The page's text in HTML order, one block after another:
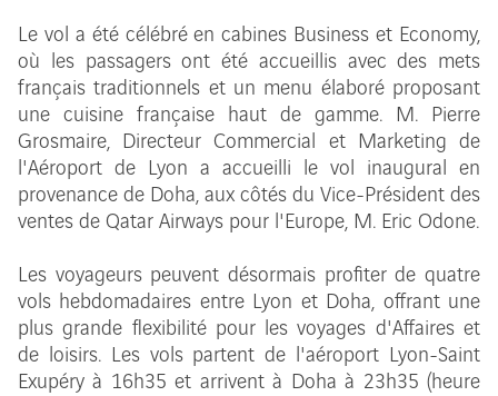
Le vol a été célébré en cabines Business et Economy,
où les passagers ont été accueillis avec des mets
français traditionnels et un menu élaboré proposant
une cuisine française haut de gamme. M. Pierre
Grosmaire, Directeur Commercial et Marketing de
l'Aéroport de Lyon a accueilli le vol inaugural en
provenance de Doha, aux côtés du Vice-Président des
ventes de Qatar Airways pour l'Europe, M. Eric Odone.
Les voyageurs peuvent désormais profiter de quatre
vols hebdomadaires entre Lyon et Doha, offrant une
plus grande flexibilité pour les voyages d'Affaires et
de loisirs. Les vols partent de l'aéroport Lyon-Saint
Exupéry à 16h35 et arrivent à Doha à 23h35 (heure